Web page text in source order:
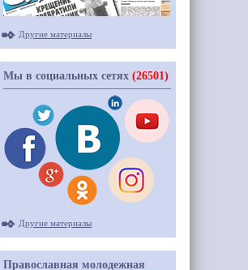
Другие материалы
Мы в социальных сетях (26501)
Другие материалы
Православная молодежная